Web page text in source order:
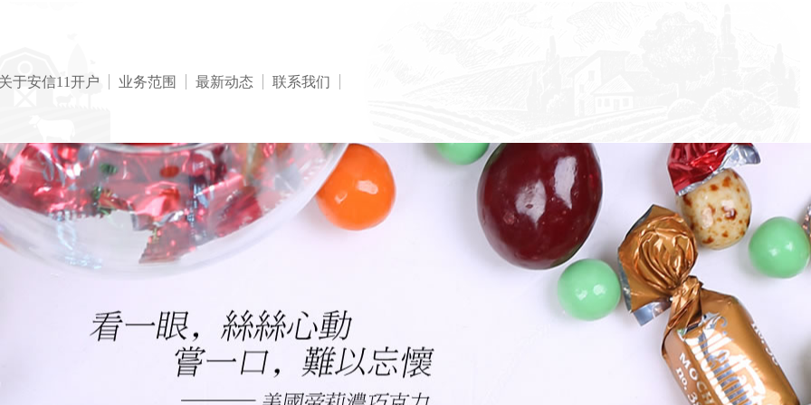
于安信11开户 业务范围 最新动态 联系我们